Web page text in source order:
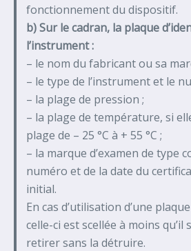
fonctionnement du dispositif.
b) Sur le cadran, la plaque
l’instrument :
– le nom du fabricant ou sa
– le type de l’instrument et le
– la plage de pression ;
– la plage de température, si
plage de – 25 °C à + 55 °C ;
– la marque d’examen de type
numéro et de la date du
initial.
En cas d’utilisation d’une
celle-ci est scellée à moins
retirer sans la détruire.